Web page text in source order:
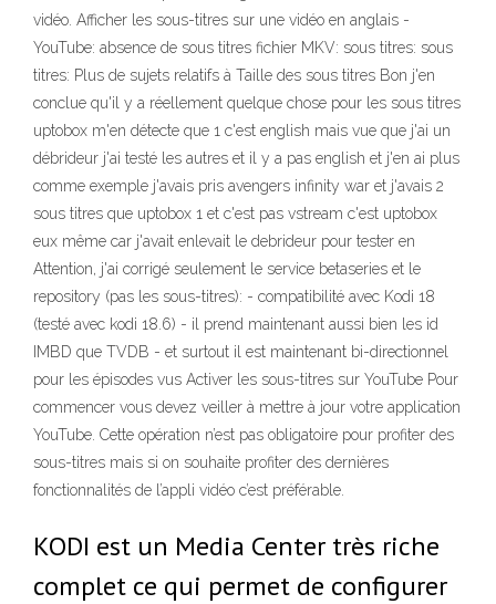
vidéo. Afficher les sous-titres sur une vidéo en anglais -
YouTube: absence de sous titres fichier MKV: sous titres: sous
titres: Plus de sujets relatifs à Taille des sous titres Bon j'en
conclue qu'il y a réellement quelque chose pour les sous titres
uptobox m'en détecte que 1 c'est english mais vue que j'ai un
débrideur j'ai testé les autres et il y a pas english et j'en ai plus
comme exemple j'avais pris avengers infinity war et j'avais 2
sous titres que uptobox 1 et c'est pas vstream c'est uptobox
eux même car j'avait enlevait le debrideur pour tester en
Attention, j'ai corrigé seulement le service betaseries et le
repository (pas les sous-titres): - compatibilité avec Kodi 18
(testé avec kodi 18.6) - il prend maintenant aussi bien les id
IMBD que TVDB - et surtout il est maintenant bi-directionnel
pour les épisodes vus Activer les sous-titres sur YouTube Pour
commencer vous devez veiller à mettre à jour votre application
YouTube. Cette opération n’est pas obligatoire pour profiter des
sous-titres mais si on souhaite profiter des dernières
fonctionnalités de l’appli vidéo c’est préférable.
KODI est un Media Center très riche
complet ce qui permet de configurer